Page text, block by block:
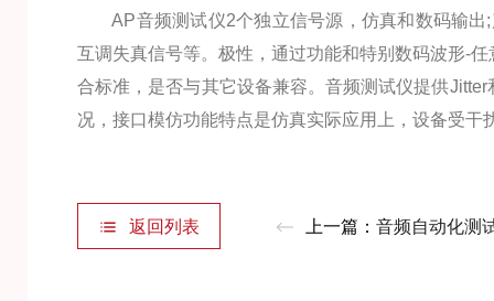
AP音频测试仪2个独立信号源，仿真和数码输出;
互调失真信号等。极性，通过功能和特别数码波形-
合标准，是否与其它设备兼容。音频测试仪提供
况，接口模仿功能特点是仿真实际应用上，设备受干
返回列表 上一篇： 音频自动化测试系统取消人工